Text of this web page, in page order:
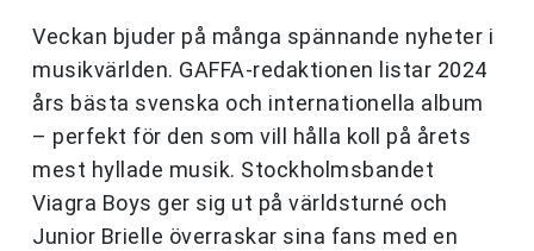
Veckan bjuder på många spännande nyheter i
musikvärlden. GAFFA-redaktionen listar 2024
års bästa svenska och internationella album
– perfekt för den som vill hålla koll på årets
mest hyllade musik. Stockholmsbandet
Viagra Boys ger sig ut på världsturné och
Junior Brielle överraskar sina fans med en